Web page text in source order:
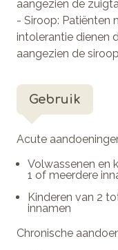
aangezien de
- Siroop: Patiënten
intolerantie dienen
aangezien de
Gebruik
Acute
Volwassenen en
1 of meerdere
Kinderen van 2
innamen
Chronische